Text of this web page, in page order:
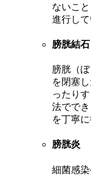
ないこ
進行し
膀胱結石
膀胱（
を閉塞
ったり
法でで
を丁寧に
膀胱炎
細菌感